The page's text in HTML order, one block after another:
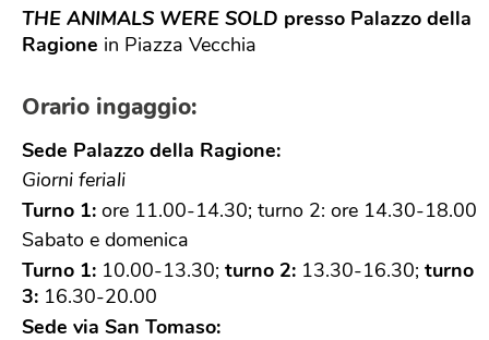
THE ANIMALS WERE SOLD presso Palazzo della
Ragione in Piazza Vecchia
Orario ingaggio:
Sede Palazzo della Ragione:
Giorni feriali
Turno 1: ore 11.00-14.30; turno 2: ore 14.30-18.00
Sabato e domenica
Turno 1: 10.00-13.30; turno 2: 13.30-16.30; turno
3: 16.30-20.00
Sede via San Tomaso:
Luoghi
Specificare l’area geografica nella quale si è disponibile a
Bergamo città
Bergamo provincia
Accetto le condizioni dellaprivacy policy di CSV
BERGAMO ETS